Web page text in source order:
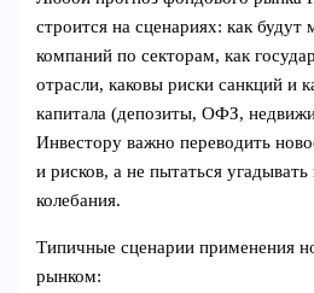
строится на сценариях: как будут
компаний по секторам, как
отрасли, каковы риски санкций и
капитала (депозиты, ОФЗ,
Инвестору важно переводить
и рисков, а не пытаться
колебания.
Типичные сценарии применения
рынком: